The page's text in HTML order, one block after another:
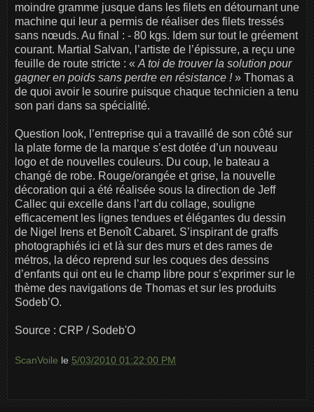
moindre gramme jusque dans les filets en détournant une
machine qui leur a permis de réaliser des filets tressés
sans nœuds. Au final : - 80 kgs. Idem sur tout le gréement
courant. Martial Salvan, l’artiste de l’épissure, a reçu une
feuille de route stricte : « A toi de trouver la solution pour
gagner en poids sans perdre en résistance !» Thomas a
de quoi avoir le sourire puisque chaque technicien a tenu
son pari dans sa spécialité.
Question look, l’entreprise qui a travaillé de son côté sur
la plate forme de la marque s’est dotée d’un nouveau
logo et de nouvelles couleurs. Du coup, le bateau a
changé de robe. Rouge/orangée et grise, la nouvelle
décoration qui a été réalisée sous la direction de Jeff
Callec qui excelle dans l’art du collage, souligne
efficacement les lignes tendues et élégantes du dessin
de Nigel Irens et Benoît Cabaret. S’inspirant de graffs
photographiés ici et là sur des murs et des rames de
métros, la déco reprend sur les coques des dessins
d’enfants qui ont eu le champ libre pour s’exprimer sur le
thème des navigations de Thomas et sur les produits
Sodeb’O.
Source : CRP / Sodeb'O
ScanVoile le 5/03/2010 01:22:00 PM